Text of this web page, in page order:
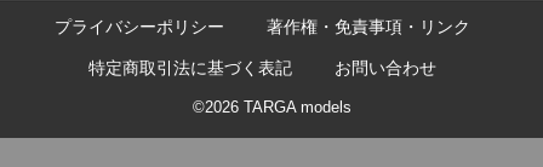
プライバシーポリシー 著作権・免責事項・リンク
特定商取引法に基づく表記 お問い合わせ
©2026 TARGA models